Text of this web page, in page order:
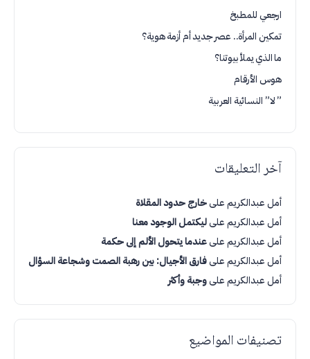
ارجعي للمطبخ
تمكين المرأة.. عصر جديد أم أزمة هوية؟
ما الذي يملأ بيوتنا؟
هوس الأرقام
” لا” النسائية العربية
آخر التعليقات
أمل عبدالكريمعلىخارج حدود المقلاة
أمل عبدالكريمعلىليكتمل الوجود معنا
أمل عبدالكريمعلىعندما يتحول الألم إلى حكمة
أمل عبدالكريمعلىفارق الأجيال: بين رهبة الصمت وشجاعة السؤال
أمل عبدالكريمعلىوجبة وأكثر
تصنيفات المواضيع